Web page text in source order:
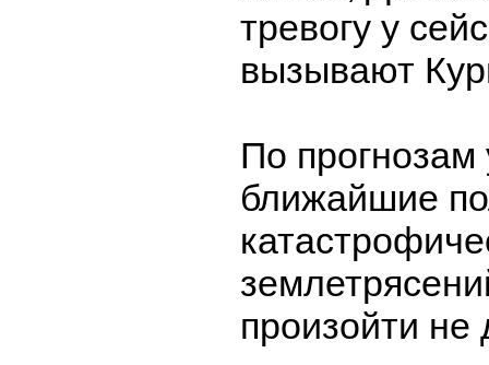
тревогу у
вызывают
По прогнозам
ближайшие
произойти не